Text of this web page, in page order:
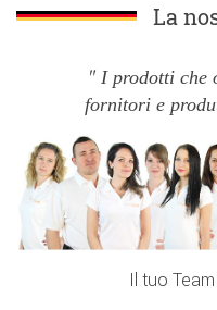
La
I prodotti che
fornitori e
Il tuo